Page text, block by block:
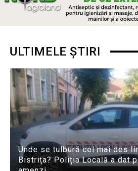
ULTIMELE ȘTIRI
Unde se tulbură cel mai des
Bistrița? Poliția Locală a dat